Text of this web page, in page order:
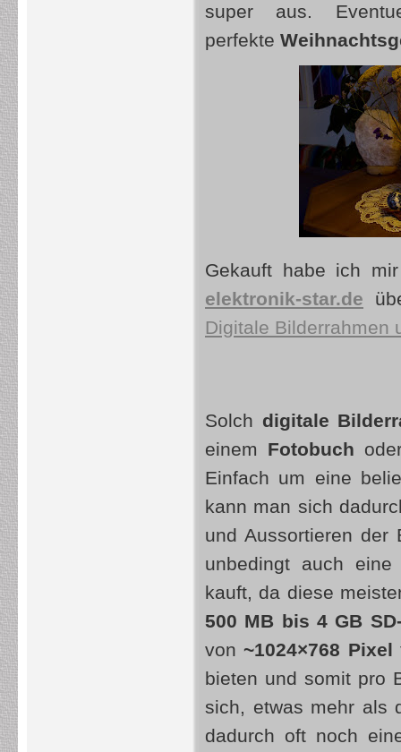
super aus.
perfekte
Gekauft habe ich
elektronik-star.de
Digitale Bilderrahmen
Solch digitale
einem Fotobuch
Einfach um eine
kann man sich
und Aussortieren
unbedingt auch
kauft, da diese
500 MB bis 4 GB
von~1024×768 Pixel
bieten und somit pro
sich, etwas mehr als
dadurch oft noch